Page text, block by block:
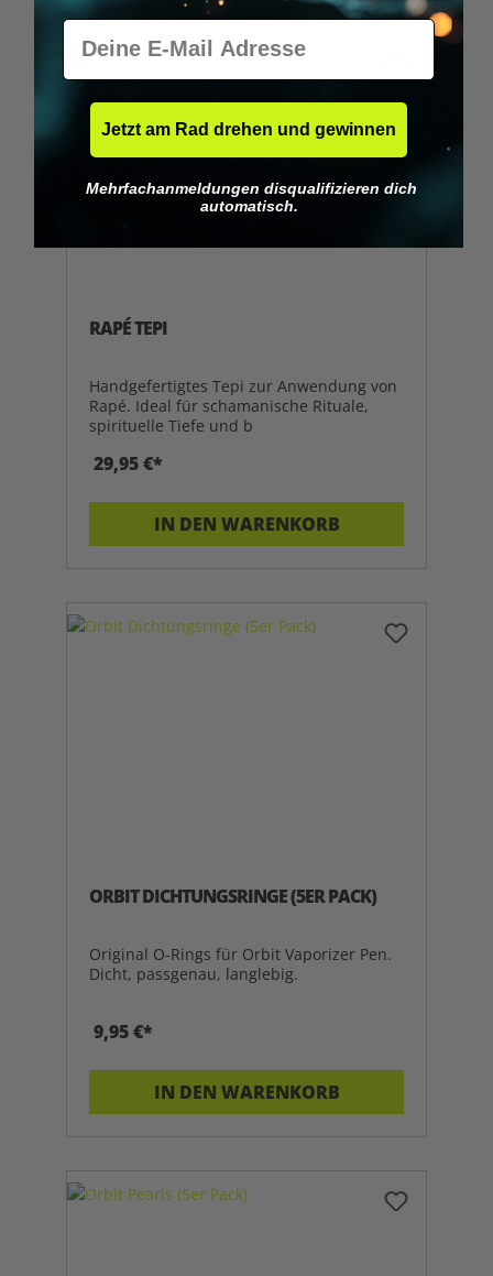
RAPÉ TEPI
Handgefertigtes Tepi zur Anwendung von
Rapé. Ideal für schamanische Rituale,
spirituelle Tiefe und b
29,95 €*
IN DEN WARENKORB
ORBIT DICHTUNGSRINGE (5ER PACK)
Original O-Rings für Orbit Vaporizer Pen.
Dicht, passgenau, langlebig.
9,95 €*
IN DEN WARENKORB
E-Mail
Jetzt am Rad drehen und gewinnen
Mehrfachanmeldungen disqualifizieren dich
automatisch.